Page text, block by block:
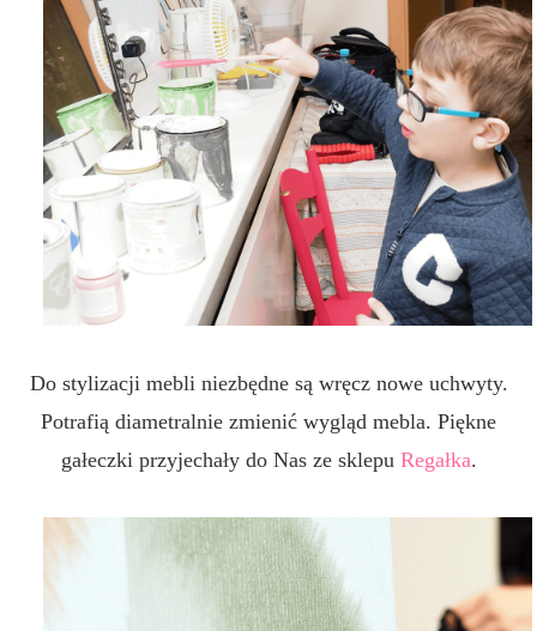
Do stylizacji mebli niezbędne są wręcz nowe uchwyty.
Potrafią diametralnie zmienić wygląd mebla. Piękne
gałeczki przyjechały do Nas ze sklepu Regałka.